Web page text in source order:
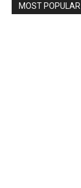
MOST POPULAR